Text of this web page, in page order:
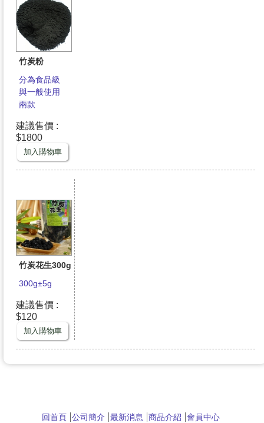
竹炭粉
分為食品級
與一般使用
兩款
建議售價 :
$1800
加入購物車
竹炭花生300g
300g±5g
建議售價 :
$120
加入購物車
回首頁 公司簡介 最新消息 商品介紹 會員中心